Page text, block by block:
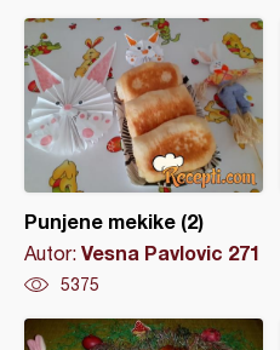
Punjene mekike (2)
Autor: Vesna Pavlovic 271
5375